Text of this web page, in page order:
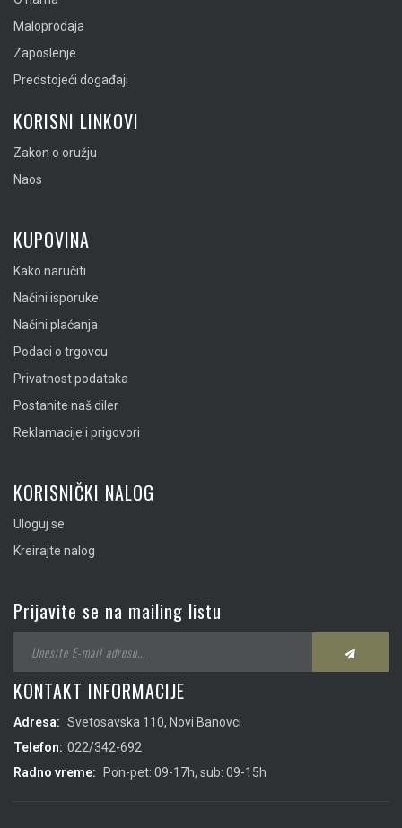
Maloprodaja
Zaposlenje
Predstojeći događaji
KORISNI LINKOVI
Zakon o oružju
Naos
KUPOVINA
Kako naručiti
Načini isporuke
Načini plaćanja
Podaci o trgovcu
Privatnost podataka
Postanite naš diler
Reklamacije i prigovori
KORISNIČKI NALOG
Uloguj se
Kreirajte nalog
Prijavite se na mailing listu
KONTAKT INFORMACIJE
Adresa: Svetosavska 110, Novi Banovci
Telefon: 022/342-692
Radno vreme:
Pon-pet: 09-17h, sub: 09-15h